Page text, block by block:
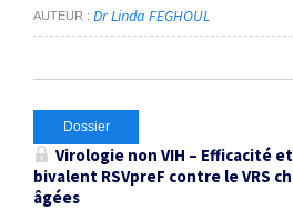
AUTEUR Dr Linda FEGHOUL
Dossier
Virologie non VIH – Efficacité
bivalent RSVpreF contre le VRS
âgées